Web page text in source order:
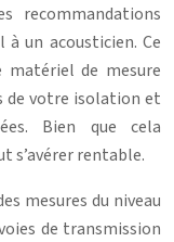
recommandations
à un acousticien. Ce
matériel de mesure
de votre isolation et
Bien que cela
s’avérer rentable.
mesures du niveau
de transmission